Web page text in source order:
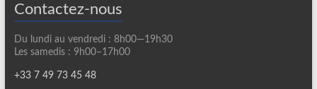
Contactez-nous
Du lundi au vendredi : 8h00—19h30
Les samedis : 9h00–17h00
+33 7 49 73 45 48